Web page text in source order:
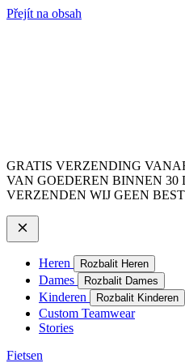
Přejít na obsah
GRATIS VERZENDING
VAN GOEDEREN BINNEN 30
VERZENDEN WIJ GEEN
Heren Rozbalit Heren
Dames Rozbalit Dames
Kinderen Rozbalit Kinderen
Custom Teamwear
Stories
Fietsen